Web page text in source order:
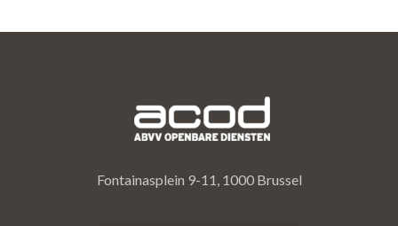
Fontainasplein 9-11, 1000 Brussel